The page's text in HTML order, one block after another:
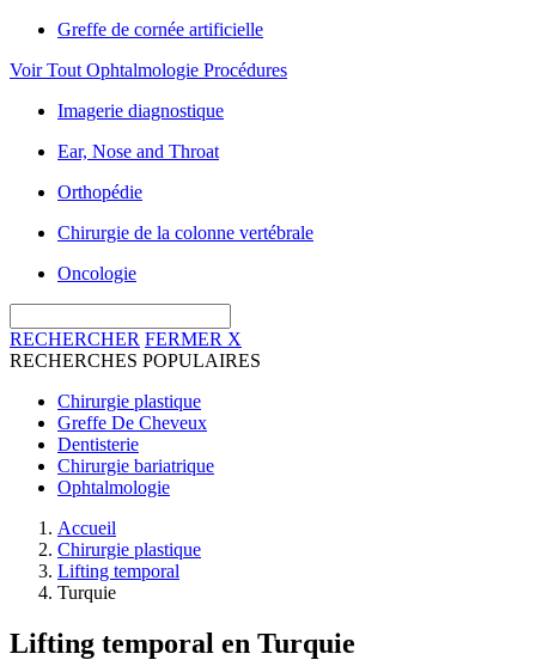
Greffe de cornée artificielle
Voir Tout Ophtalmologie Procédures
Imagerie diagnostique
Ear, Nose and Throat
Orthopédie
Chirurgie de la colonne vertébrale
Oncologie
RECHERCHER FERMER X
RECHERCHES POPULAIRES
Chirurgie plastique
Greffe De Cheveux
Dentisterie
Chirurgie bariatrique
Ophtalmologie
Accueil
Chirurgie plastique
Lifting temporal
Turquie
Lifting temporal en Turquie